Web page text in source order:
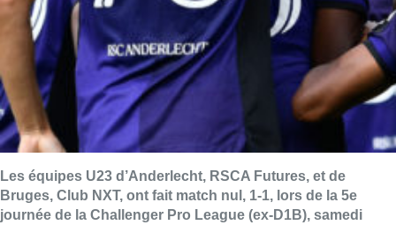
Les équipes U23 d’Anderlecht, RSCA Futures, et de
Bruges, Club NXT, ont fait match nul, 1-1, lors de la 5e
journée de la Challenger Pro League (ex-D1B), samedi